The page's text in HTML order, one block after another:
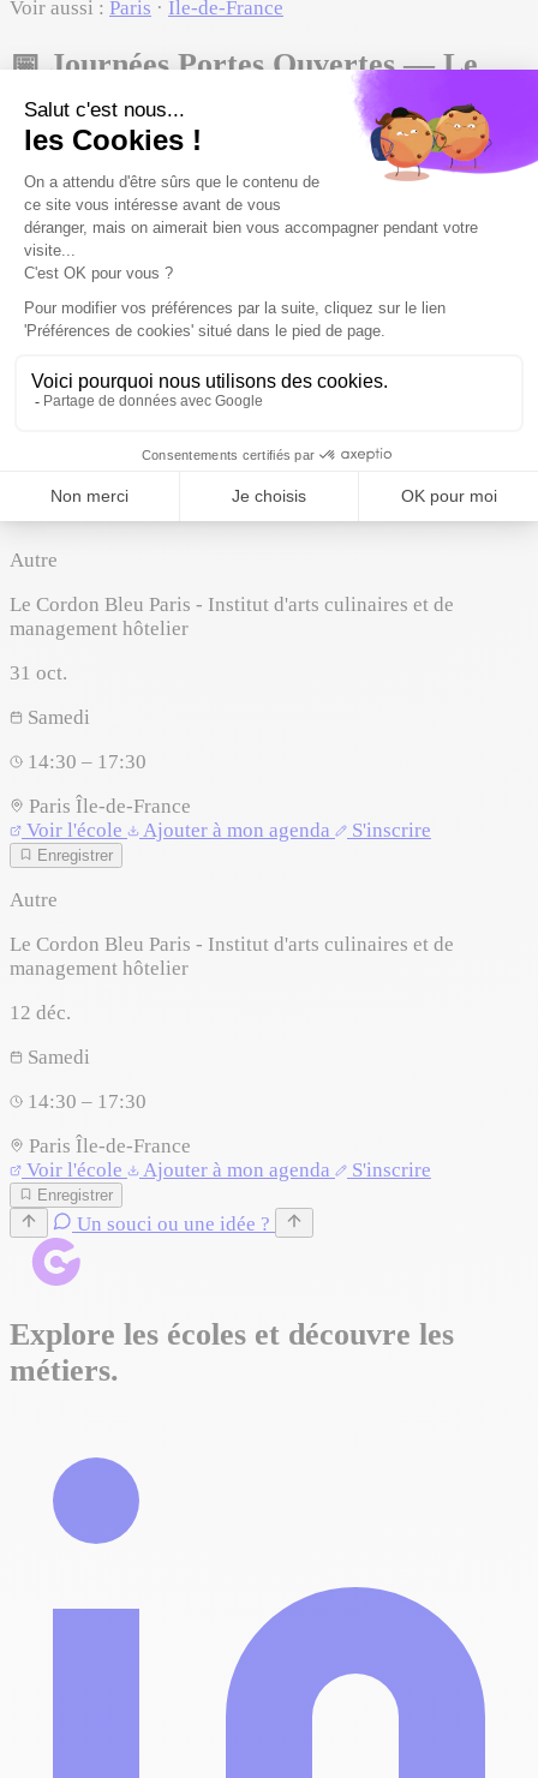
Voir aussi : Paris · Île-de-France
📅Journées Portes Ouvertes — Le
Cordon Bleu Paris - Institut d'arts
culinaires et de management hôtelier
JPO à venir · 2026-2027
Mis à jour le 1er juin 2026
Rechercher
🍽️ Hôtellerie🤝 Social
Autre
Le Cordon Bleu Paris - Institut d'arts culinaires et de
management hôtelier
31 oct.
Samedi
14:30 – 17:30
Paris Île-de-France
Voir l'école
Ajouter à mon agenda S'inscrire
Enregistrer
Autre
Le Cordon Bleu Paris - Institut d'arts culinaires et de
management hôtelier
12 déc.
Samedi
14:30 – 17:30
Paris Île-de-France
Voir l'école
Ajouter à mon agenda S'inscrire
Enregistrer
Un souci ou une idée ?
Explore les écoles et découvre les
métiers.